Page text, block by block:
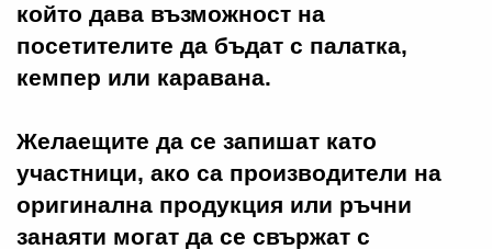
който дава възможност на
посетителите да бъдат с палатка,
кемпер или каравана.
Желаещите да се запишат като
участници, ако са производители на
оригинална продукция или ръчни
занаяти могат да се свържат с